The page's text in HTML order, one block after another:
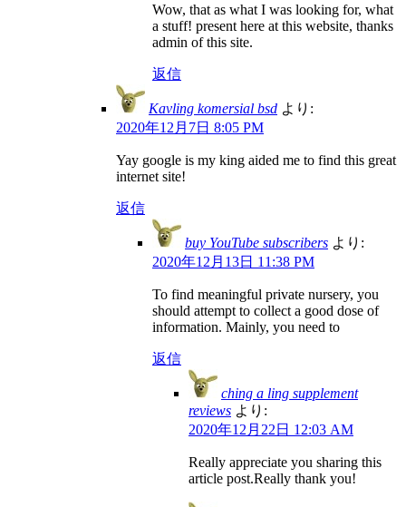
Wow, that as what I was looking for, what
a stuff! present here at this website, thanks
admin of this site.
返信
Kavling komersial bsd より:
2020年12月7日 8:05 PM
Yay google is my king aided me to find this great
internet site!
返信
buy YouTube subscribers より:
2020年12月13日 11:38 PM
To find meaningful private nursery, you
should attempt to collect a good dose of
information. Mainly, you need to
返信
ching a ling supplement
reviews より:
2020年12月22日 12:03 AM
Really appreciate you sharing this
article post.Really thank you!